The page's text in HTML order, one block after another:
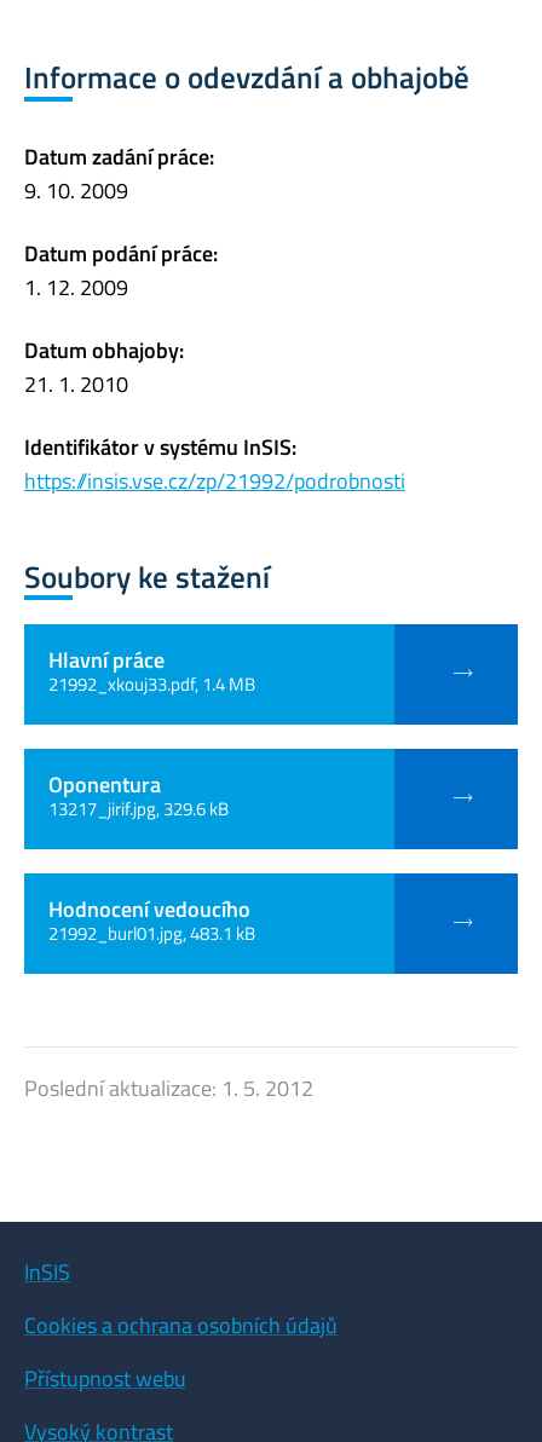
Informace o odevzdání a obhajobě
Datum zadání práce:
9. 10. 2009
Datum podání práce:
1. 12. 2009
Datum obhajoby:
21. 1. 2010
Identifikátor v systému InSIS:
https://insis.vse.cz/zp/21992/podrobnosti
Soubory ke stažení
Hlavní práce
21992_xkouj33.pdf, 1.4 MB
Oponentura
13217_jirif.jpg, 329.6 kB
Hodnocení vedoucího
21992_burl01.jpg, 483.1 kB
Poslední aktualizace: 1. 5. 2012
InSIS
Cookies a ochrana osobních údajů
Přístupnost webu
Vysoký kontrast